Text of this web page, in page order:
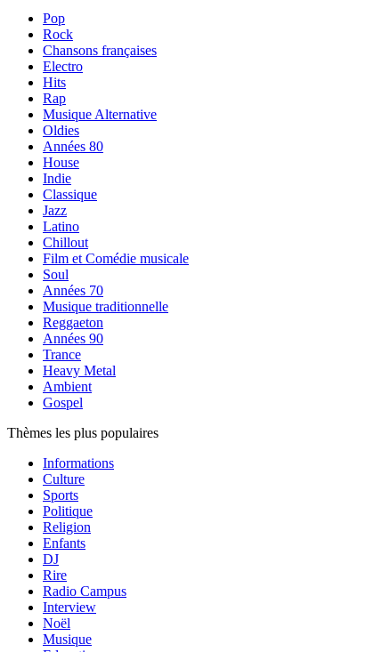
Pop
Rock
Chansons françaises
Electro
Hits
Rap
Musique Alternative
Oldies
Années 80
House
Indie
Classique
Jazz
Latino
Chillout
Film et Comédie musicale
Soul
Années 70
Musique traditionnelle
Reggaeton
Années 90
Trance
Heavy Metal
Ambient
Gospel
Thèmes les plus populaires
Informations
Culture
Sports
Politique
Religion
Enfants
DJ
Rire
Radio Campus
Interview
Noël
Musique